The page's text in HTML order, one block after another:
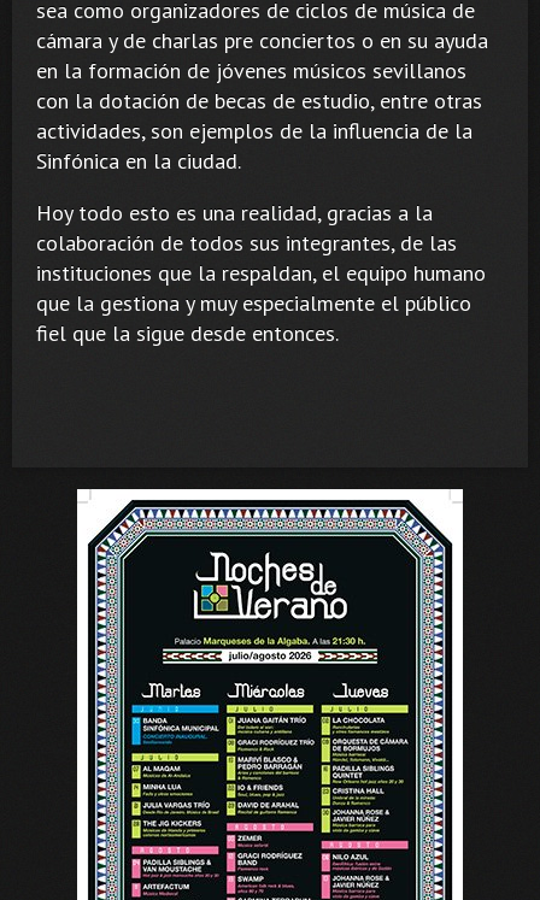
sea como organizadores de ciclos de música de
cámara y de charlas pre conciertos o en su ayuda
en la formación de jóvenes músicos sevillanos
con la dotación de becas de estudio, entre otras
actividades, son ejemplos de la influencia de la
Sinfónica en la ciudad.
Hoy todo esto es una realidad, gracias a la
colaboración de todos sus integrantes, de las
instituciones que la respaldan, el equipo humano
que la gestiona y muy especialmente el público
fiel que la sigue desde entonces.